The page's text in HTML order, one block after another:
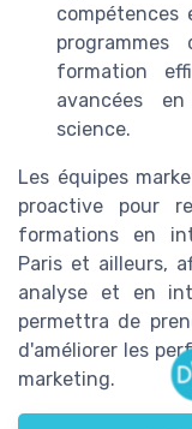
compétences
formation
avancées
science.
Les équipes
proactive pour
formations en
Paris et ailleurs,
analyse et en
permettra de
d'améliorer les
marketing.